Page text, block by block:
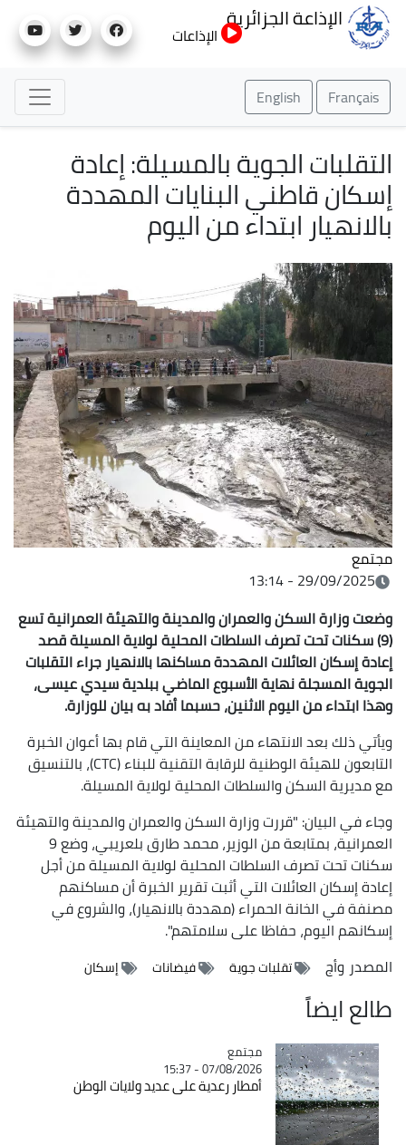
إلى
الإذاعة الجزائرية
الإذاعات
Français
English
التقلبات الجوية بالمسيلة: إعادة
إسكان قاطني البنايات المهددة
بالانهيار ابتداء من اليوم
مجتمع
29/09/2025 - 13:14
وضعت وزارة السكن والعمران والمدينة والتهيئة العمرانية تسع
(9) سكنات تحت تصرف السلطات المحلية لولاية المسيلة قصد
إعادة إسكان العائلات المهددة مساكنها بالانهيار جراء التقلبات
الجوية المسجلة نهاية الأسبوع الماضي ببلدية سيدي عيسى،
وهذا ابتداء من اليوم الاثنين، حسبما أفاد به بيان للوزارة.
ويأتي ذلك بعد الانتهاء من المعاينة التي قام بها أعوان الخبرة
التابعون للهيئة الوطنية للرقابة التقنية للبناء (CTC)، بالتنسيق
مع مديرية السكن والسلطات المحلية لولاية المسيلة.
وجاء في البيان: "قررت وزارة السكن والعمران والمدينة والتهيئة
العمرانية، بمتابعة من الوزير، محمد طارق بلعريبي، وضع 9
سكنات تحت تصرف السلطات المحلية لولاية المسيلة من أجل
إعادة إسكان العائلات التي أثبت تقرير الخبرة أن مساكنهم
مصنفة في الخانة الحمراء (مهددة بالانهيار)، والشروع في
إسكانهم اليوم، حفاظا على سلامتهم".
المصدروأج تقلبات جوية فيضانات إسكان
طالع ايضاً
Catégorie
مجتمع
07/08/2026 - 15:37
أمطار رعدية على عديد ولايات الوطن